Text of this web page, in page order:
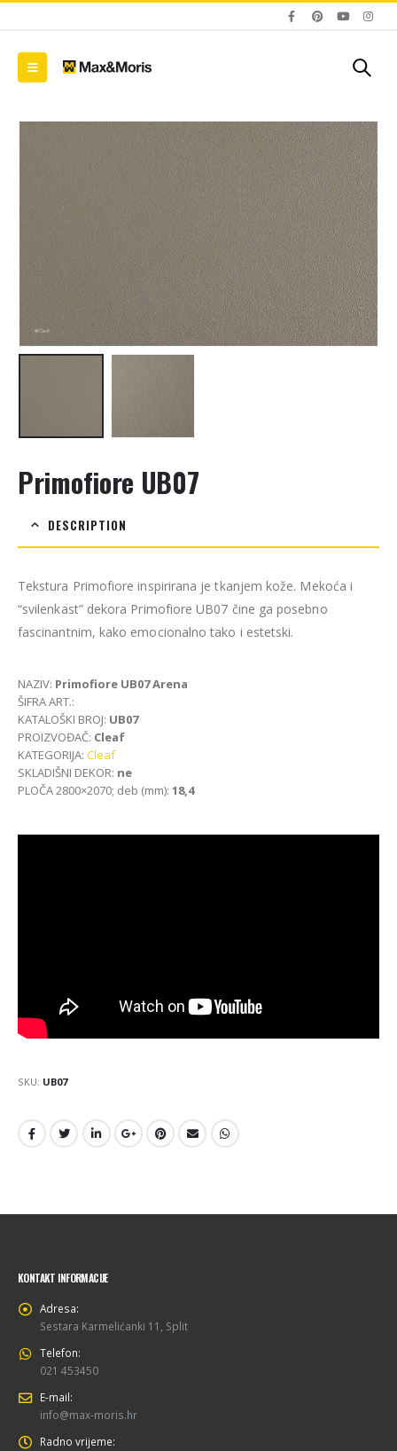
Primofiore UB07
DESCRIPTION
Tekstura Primofiore inspirirana je tkanjem kože. Mekoća i
“svilenkast” dekora Primofiore UB07 čine ga posebno
fascinantnim, kako emocionalno tako i estetski.
NAZIV: Primofiore UB07 Arena
ŠIFRA ART.:
KATALOŠKI BROJ: UB07
PROIZVOĐAČ: Cleaf
KATEGORIJA: Cleaf
SKLADIŠNI DEKOR: ne
PLOČA 2800×2070; deb (mm): 18,4
SKU: UB07
KONTAKT INFORMACIJE
Adresa:
Sestara Karmelićanki 11, Split
Telefon:
021 453450
E-mail:
info@max-moris.hr
Radno vrijeme: